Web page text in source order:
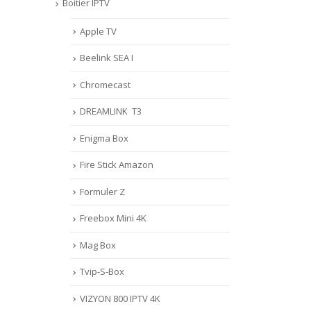
Lire la suite
Boitier IPTV
Apple TV
Beelink SEA I
Chromecast
DREAMLINK T3
Enigma Box
Fire Stick Amazon
Formuler Z
Freebox Mini 4K
Mag Box
Tvip-S-Box
VIZYON 800 IPTV 4K